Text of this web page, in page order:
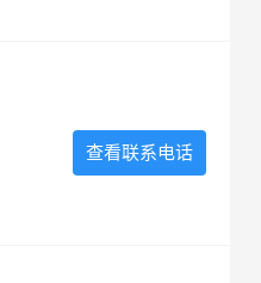
查看联系电话